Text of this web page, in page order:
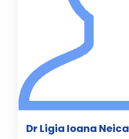
Dr Ligia Ioana Neica